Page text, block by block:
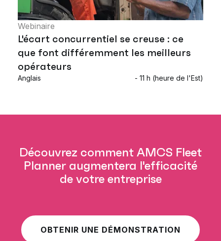
Webinaire
L'écart concurrentiel se creuse : ce
que font différemment les meilleurs
opérateurs
Anglais - 11 h (heure de l'Est)
Découvrez comment AMCS Fleet
Planner augmentera l'efficacité
de votre entreprise
OBTENIR UNE DÉMONSTRATION